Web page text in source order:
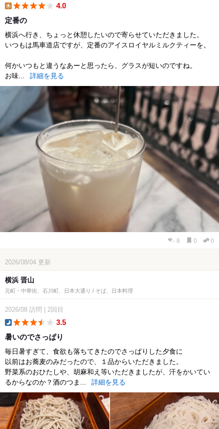
4.0
定番の
横浜へ行き、ちょっと休憩したいので寄らせていただきました。
いつもは馬車道店ですが、定番のアイスロイヤルミルクティーを。
何かいつもと違うなあーと思ったら、グラスが短いのですね。
お味...
詳細を見る
8 0 0
2026/08/04 更新
横浜 晋山
元町・中華街、石川町、日本大通り / そば、日本料理
2026/08 訪問 2回目
3.5
暑いのでさっぱり
毎日暑すぎて、食欲も落ちてきたのでさっぱりした夕食に
以前はお蕎麦のみだったので、１品からいただきました。
野菜系のおひたしや、胡麻和え等いただきましたが、汗をかいてい
るからなのか？酒のつま...
詳細を見る